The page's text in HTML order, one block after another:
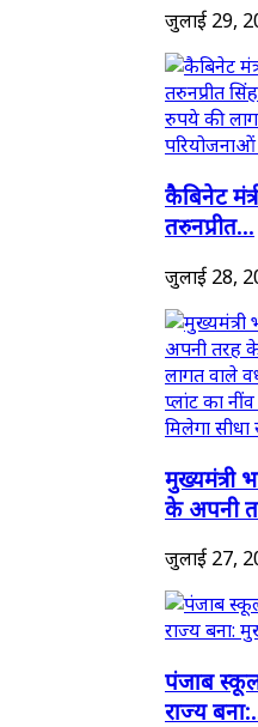
जुलाई 29,
कैबिनेट
तरुनप्रीत...
जुलाई 28,
मुख्यमंत्री
के अपनी
जुलाई 27,
पंजाब
राज्य